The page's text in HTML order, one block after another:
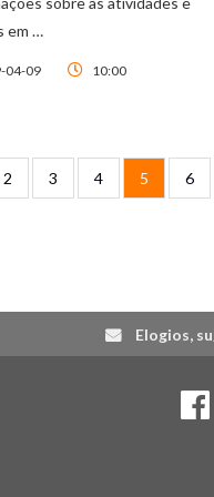
em …
04-09 10:00
Page
2 Page
3 Page
4 Página atual
5 Page
6
Elogios,